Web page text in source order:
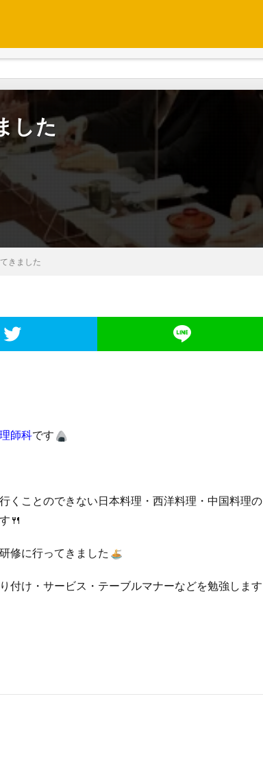
した
きました
師科です
くことのできない日本料理・西洋料理・中国料理の
🍴
修に行ってきました
付け・サービス・テーブルマナーなどを勉強します